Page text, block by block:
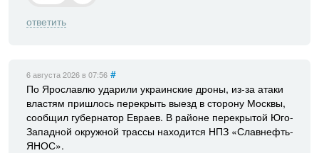
ответить
6 августа 2026 в 07:56 #
По Ярославлю ударили украинские дроны, из-за атаки
властям пришлось перекрыть выезд в сторону Москвы,
сообщил губернатор Евраев. В районе перекрытой Юго-
Западной окружной трассы находится НПЗ «Славнефть-
ЯНОС».